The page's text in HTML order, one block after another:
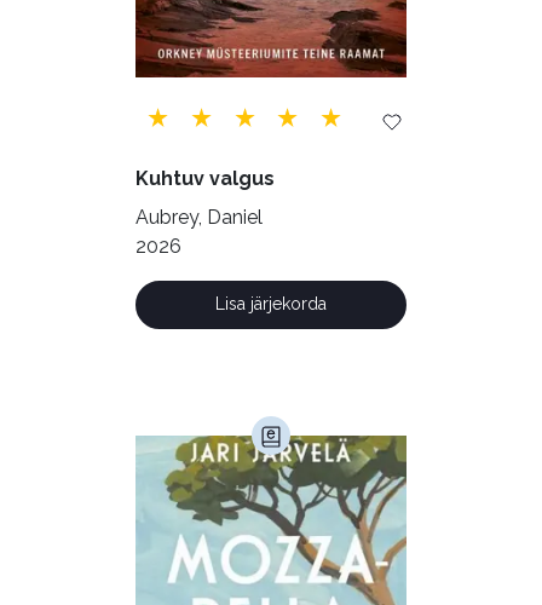
Tervis (147)
Transport (8)
Ulme ja fantaasia (244)
Vabakasutus (423)
Õigus (22)
Kuhtuv valgus
Aubrey, Daniel
2026
Lisa järjekorda